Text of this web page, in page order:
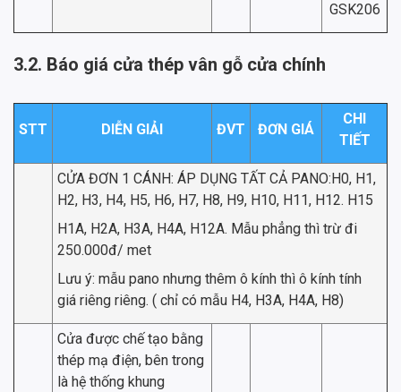
GSK206
3.2. Báo giá cửa thép vân gỗ cửa chính
STT DIỄN GIẢI ĐVT ĐƠN GIÁ
CHI
TIẾT
CỬA ĐƠN 1 CÁNH: ÁP DỤNG TẤT CẢ PANO:H0, H1,
H2, H3, H4, H5, H6, H7, H8, H9, H10, H11, H12. H15
H1A, H2A, H3A, H4A, H12A. Mẫu phẳng thì trừ đi
250.000đ/ met
Lưu ý: mẫu pano nhưng thêm ô kính thì ô kính tính
giá riêng riêng. ( chỉ có mẫu H4, H3A, H4A, H8)
Cửa được chế tạo bằng
thép mạ điện, bên trong
là hệ thống khung